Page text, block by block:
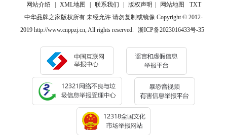
网站介绍 | XML地图 | 联系我们 | 版权声明 | 网站地图
TXT
中华品牌之家版权所有 未经允许 请勿复制或镜像 Copyright © 2012-
2019 http://www.cnppzj.cn, All rights reserved.
浙ICP备2023016433号-35